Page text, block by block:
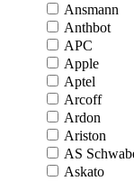
Ansmann
Anthbot
APC
Apple
Aptel
Arcoff
Ardon
Ariston
AS
Askato